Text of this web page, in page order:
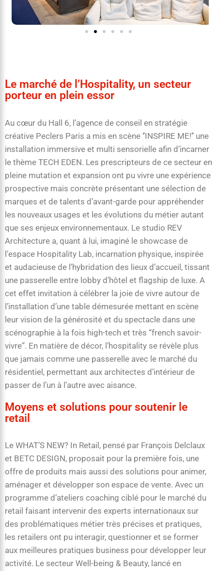
Le marché de l’Hospitality, un secteur
porteur en plein essor
Au cœur du Hall 6, l’agence de conseil en stratégie
créative Peclers Paris a mis en scène ‘’INSPIRE ME!’’ une
installation immersive et multi sensorielle afin d’incarner
le thème TECH EDEN. Les prescripteurs de ce secteur en
pleine mutation et expansion ont pu vivre une expérience
prospective mais concrète présentant une sélection de
marques et de talents d’avant-garde pour appréhender
les nouveaux usages et les évolutions du métier autant
que ses enjeux environnementaux. Le studio REV
Architecture a, quant à lui, imaginé le showcase de
l’espace Hospitality Lab, incarnation physique, inspirée
et audacieuse de l’hybridation des lieux d’accueil, tissant
une passerelle entre lobby d’hôtel et flagship de luxe. A
cet effet invitation à célébrer la joie de vivre autour de
l’installation d’une table démesurée mettant en scène
leur vision de la générosité et du spectacle dans une
scénographie à la fois high-tech et très “french savoir-
vivre”. En matière de décor, l’hospitality se révèle plus
que jamais comme une passerelle avec le marché du
résidentiel, permettant aux architectes d’intérieur de
passer de l’un à l’autre avec aisance.
Moyens et solutions pour soutenir le
retail
Le WHAT’S NEW? In Retail, pensé par François Delclaux
et BETC DESIGN, proposait pour la première fois, une
offre de produits mais aussi des solutions pour animer,
aménager et développer son espace de vente. Avec un
programme d’ateliers coaching ciblé pour le marché du
retail faisant intervenir des experts internationaux sur
des problématiques métier très précises et pratiques,
les retailers ont pu interagir, questionner et se former
aux meilleures pratiques business pour développer leur
activité. Le secteur Well-being & Beauty, lancé en